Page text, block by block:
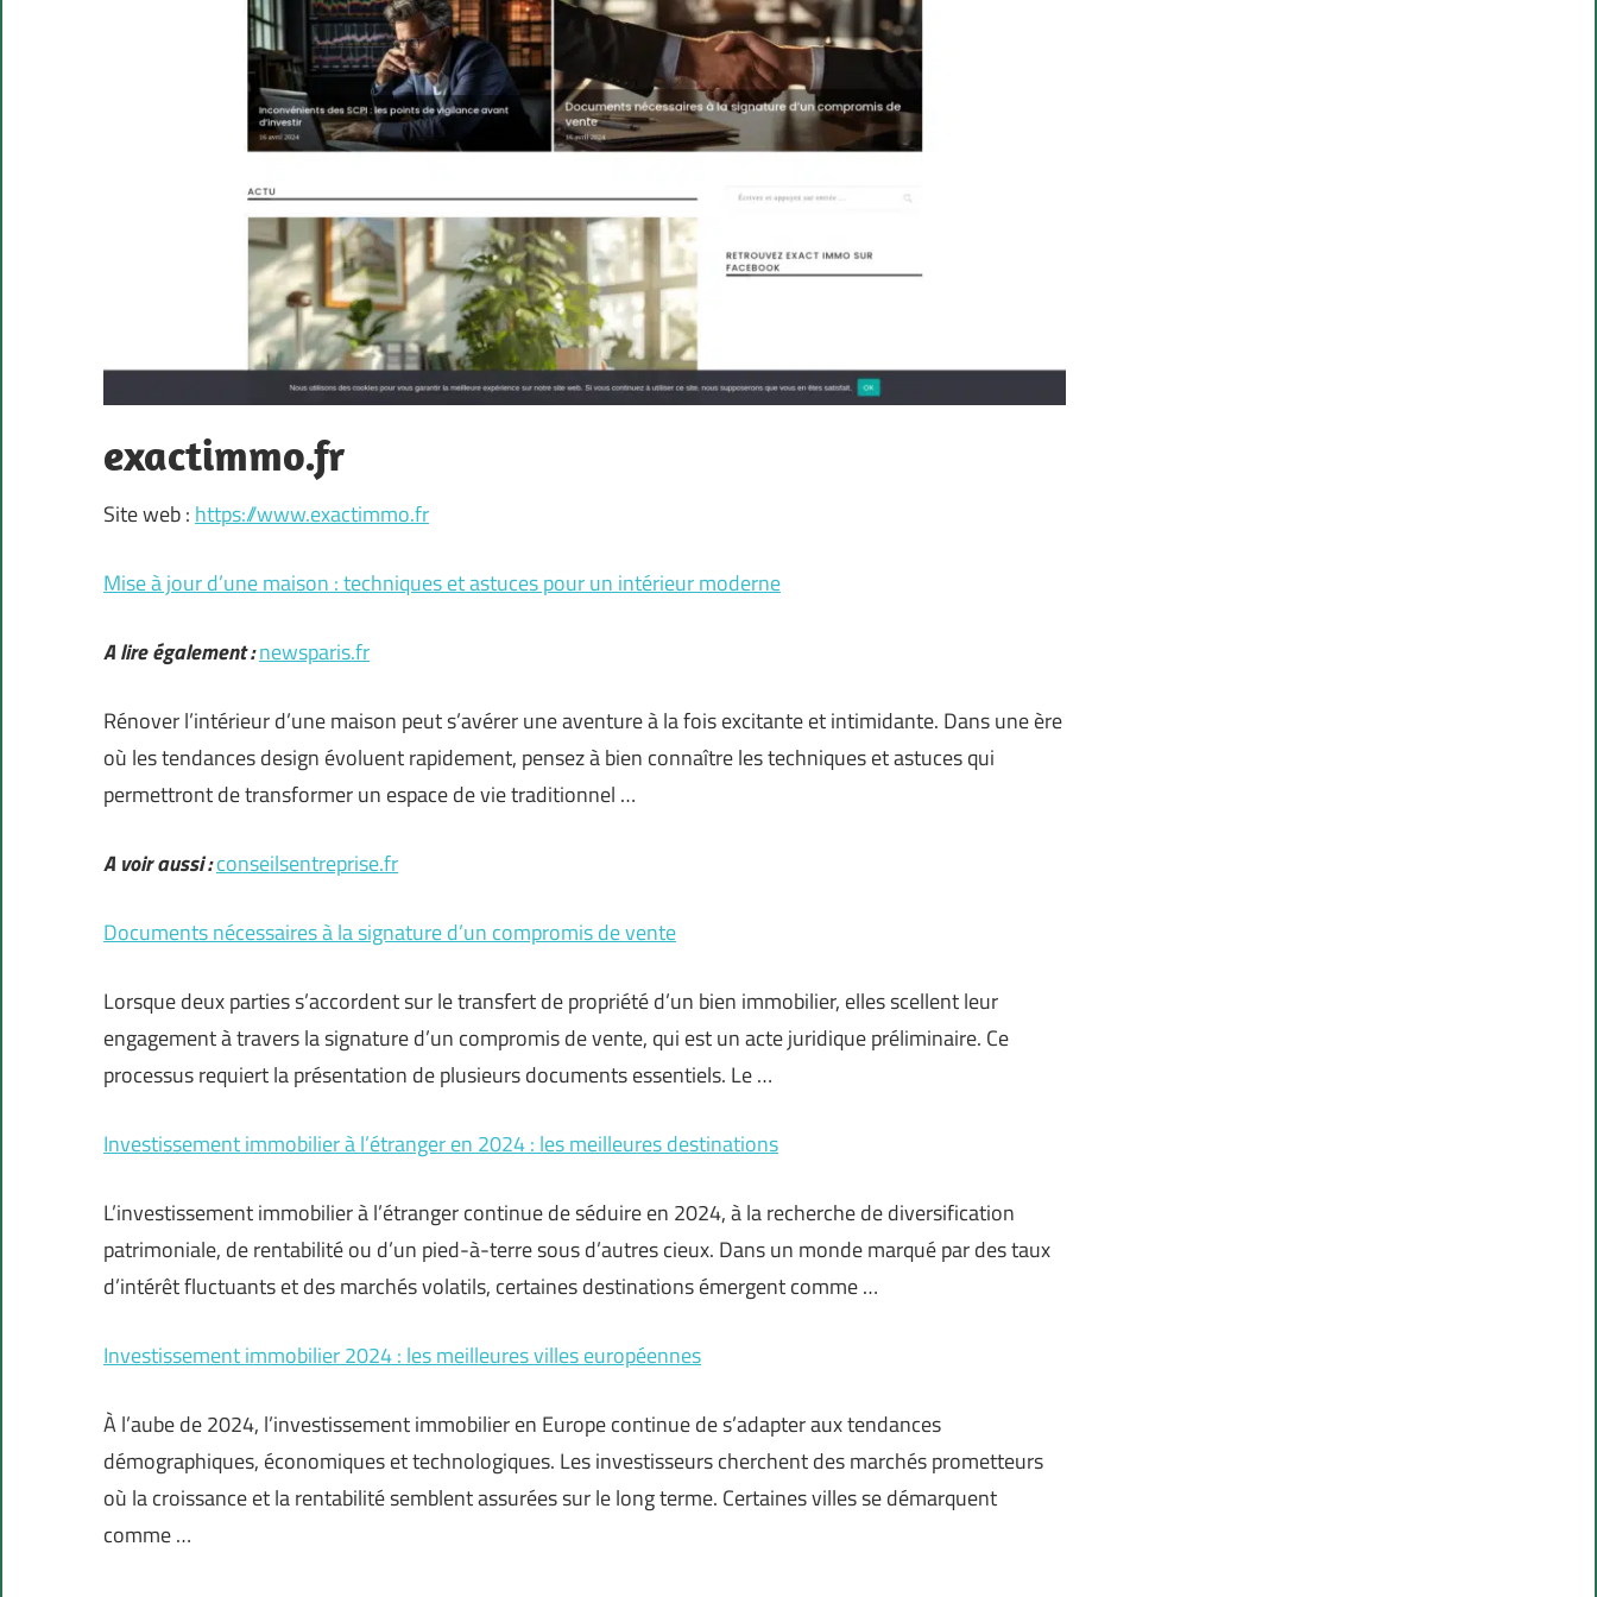
exactimmo.fr
Site web : https://www.exactimmo.fr
Mise à jour d’une maison : techniques et astuces pour un intérieur moderne
A lire également :newsparis.fr
Rénover l’intérieur d’une maison peut s’avérer une aventure à la fois excitante et intimidante. Dans une ère
où les tendances design évoluent rapidement, pensez à bien connaître les techniques et astuces qui
permettront de transformer un espace de vie traditionnel …
A voir aussi :conseilsentreprise.fr
Documents nécessaires à la signature d’un compromis de vente
Lorsque deux parties s’accordent sur le transfert de propriété d’un bien immobilier, elles scellent leur
engagement à travers la signature d’un compromis de vente, qui est un acte juridique préliminaire. Ce
processus requiert la présentation de plusieurs documents essentiels. Le …
Investissement immobilier à l’étranger en 2024 : les meilleures destinations
L’investissement immobilier à l’étranger continue de séduire en 2024, à la recherche de diversification
patrimoniale, de rentabilité ou d’un pied-à-terre sous d’autres cieux. Dans un monde marqué par des taux
d’intérêt fluctuants et des marchés volatils, certaines destinations émergent comme …
Investissement immobilier 2024 : les meilleures villes européennes
À l’aube de 2024, l’investissement immobilier en Europe continue de s’adapter aux tendances
démographiques, économiques et technologiques. Les investisseurs cherchent des marchés prometteurs
où la croissance et la rentabilité semblent assurées sur le long terme. Certaines villes se démarquent
comme …